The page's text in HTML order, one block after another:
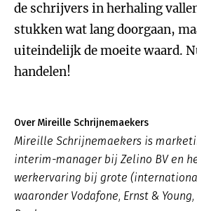
de schrijvers in herhaling
stukken wat lang doorgaan,
uiteindelijk de moeite waard.
handelen!
Over Mireille Schrijnemaekers
Mireille Schrijnemaekers is
interim-manager bij Zelino BV en
werkervaring bij grote
waaronder Vodafone, Ernst & Young,